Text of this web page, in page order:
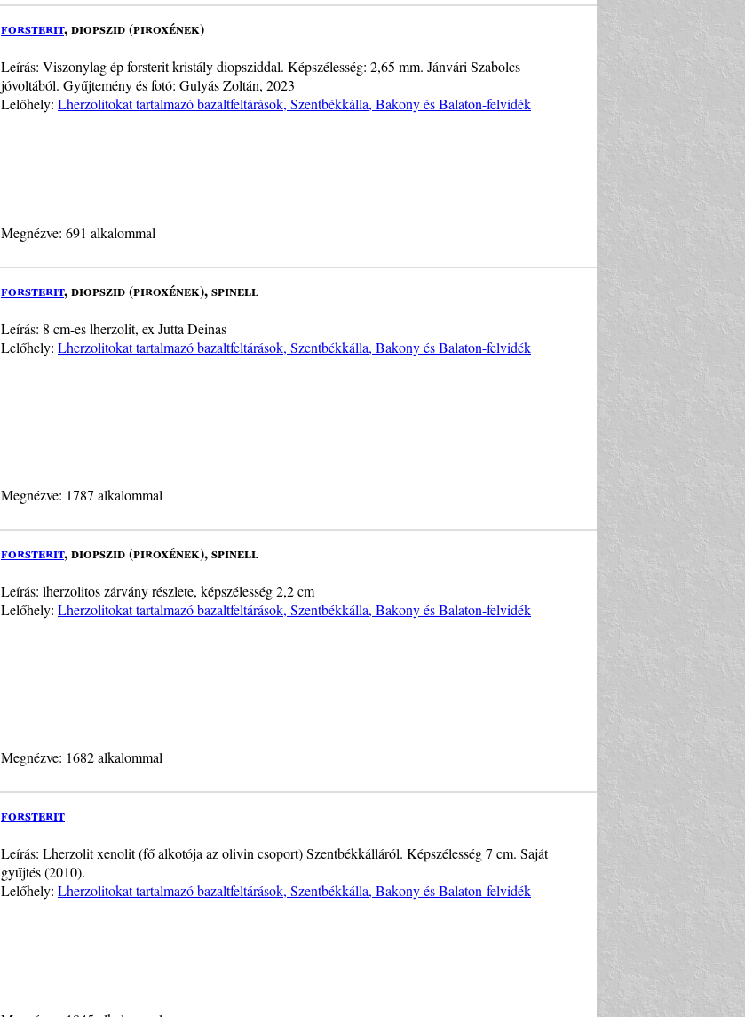
forsterit, diopszid (piroxének)
Leírás: Viszonylag ép forsterit kristály diopsziddal. Képszélesség: 2,65 mm. Jánvári Szabolcs
jóvoltából. Gyűjtemény és fotó: Gulyás Zoltán, 2023
Lelőhely: Lherzolitokat tartalmazó bazaltfeltárások, Szentbékkálla, Bakony és Balaton-felvidék
Megnézve: 691 alkalommal
forsterit, diopszid (piroxének), spinell
Leírás: 8 cm-es lherzolit, ex Jutta Deinas
Lelőhely: Lherzolitokat tartalmazó bazaltfeltárások, Szentbékkálla, Bakony és Balaton-felvidék
Megnézve: 1787 alkalommal
forsterit, diopszid (piroxének), spinell
Leírás: lherzolitos zárvány részlete, képszélesség 2,2 cm
Lelőhely: Lherzolitokat tartalmazó bazaltfeltárások, Szentbékkálla, Bakony és Balaton-felvidék
Megnézve: 1682 alkalommal
forsterit
Leírás: Lherzolit xenolit (fő alkotója az olivin csoport) Szentbékkálláról. Képszélesség 7 cm. Saját
gyűjtés (2010).
Lelőhely: Lherzolitokat tartalmazó bazaltfeltárások, Szentbékkálla, Bakony és Balaton-felvidék